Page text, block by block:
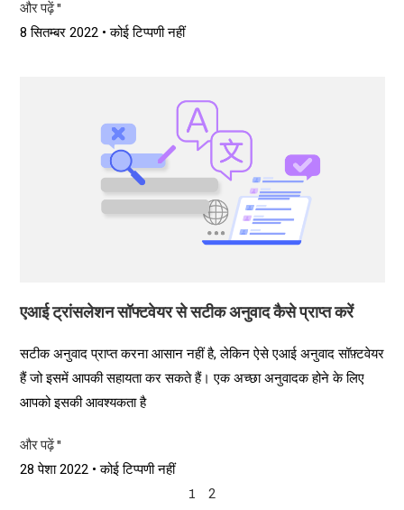
और पढ़ें "
8 सितम्बर 2022 कोई टिप्पणी नहीं
एआई ट्रांसलेशन सॉफ्टवेयर से सटीक अनुवाद कैसे प्राप्त करें
सटीक अनुवाद प्राप्त करना आसान नहीं है, लेकिन ऐसे एआई अनुवाद सॉफ़्टवेयर
हैं जो इसमें आपकी सहायता कर सकते हैं। एक अच्छा अनुवादक होने के लिए
आपको इसकी आवश्यकता है
और पढ़ें "
28 पेशा 2022 कोई टिप्पणी नहीं
1 2